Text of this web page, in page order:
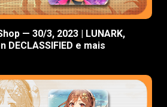
— 30/3, 2023 | LUNARK,
DECLASSIFIED e mais